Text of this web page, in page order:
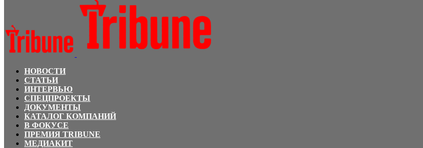
НОВОСТИ
СТАТЬИ
ИНТЕРВЬЮ
СПЕЦПРОЕКТЫ
ДОКУМЕНТЫ
КАТАЛОГ КОМПАНИЙ
В ФОКУСЕ
ПРЕМИЯ TRIBUNE
МЕДИАКИТ